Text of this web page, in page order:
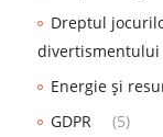
Dreptul
Energie și
GDPR
(5)